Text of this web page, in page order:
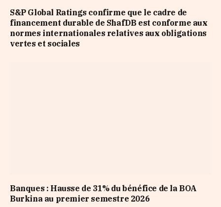
S&P Global Ratings confirme que le cadre de
financement durable de ShafDB est conforme aux
normes internationales relatives aux obligations
vertes et sociales
Banques : Hausse de 31% du bénéfice de la BOA
Burkina au premier semestre 2026